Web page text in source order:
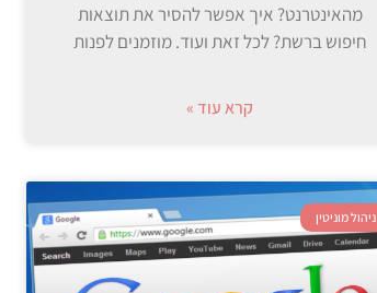
מהאינטרנט? איך אפשר להסיר את תוצאות
חיפוש ברשת? לכל זאת ועוד. מוזמנים לפנות
קרא עוד »
ניהול מוניטין